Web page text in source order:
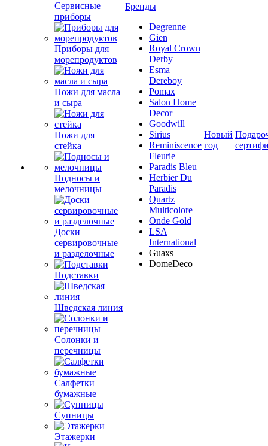
Сервисные
приборы
Приборы для
морепродуктов
Ножи для масла
и сыра
Ножи для
стейка
Подносы и
мелочницы
Доски
сервировочные
и разделочные
Подставки
Шведская линия
Солонки и
перечницы
Салфетки
бумажные
Супницы
Этажерки
Бренды
Degrenne
Gien
Royal Crown
Derby
Esma
Dereboy
Pomax
Salon Home
Decor
Goodwill
Sirius
Reminiscence
Fleurie
Paradis Bleu
Herbier Du
Paradis
Quartz
Multicolore
Onde Gold
LSA
International
Guaxs
DomeDeco
Новый
год